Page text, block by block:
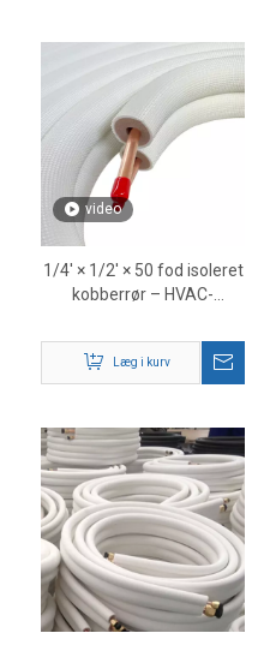
video
1/4' × 1/2' × 50 fod isoleret
kobberrør – HVAC-
Læg i kurv